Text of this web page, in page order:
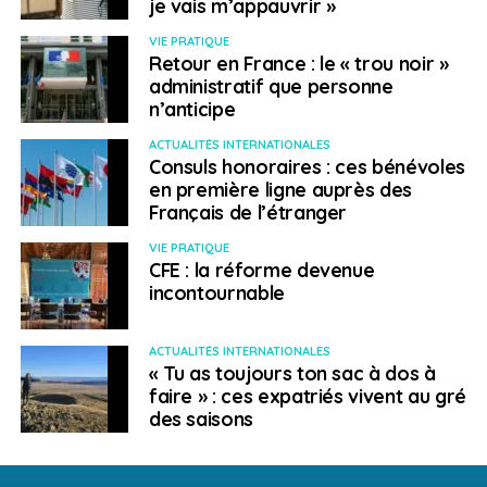
Afrique du
Nord/Moyen-Orient
> Irak
Jours à venir.
La crise économique, accentuée par la
baisse des revenus pétroliers, avive les dissensions
entre le gouvernement central et la province autonome
du Kurdistan qui s’estime lésée par les choix
budgétaires arbitrés à Bagdad. Des affrontements sur
ces enjeux socio-économiques ont eu lieu le 2
décembre dernier dans le gouvernorat de
Souleymanieh (qui fait partie de cette région autonome
du Kurdistan), avec au cœur des récriminations les
retards de versement des salaires des fonctionnaires
et les difficultés d’accès aux services de base. Ces
je vais m’appauvrir »
VIE PRATIQUE
Retour en France : le « trou noir »
administratif que personne
n’anticipe
ACTUALITÉS INTERNATIONALES
Consuls honoraires : ces bénévoles
en première ligne auprès des
Français de l’étranger
VIE PRATIQUE
CFE : la réforme devenue
incontournable
ACTUALITÉS INTERNATIONALES
« Tu as toujours ton sac à dos à
faire » : ces expatriés vivent au gré
des saisons